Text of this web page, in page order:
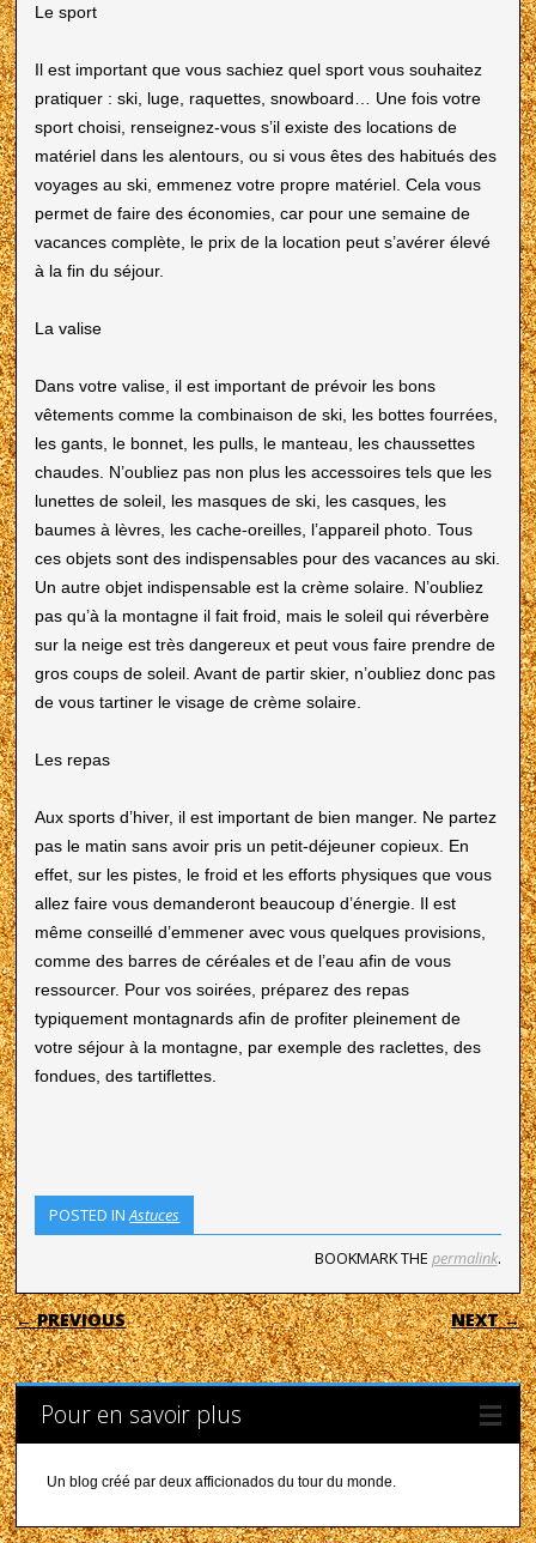
Le sport
Il est important que vous sachiez quel sport vous souhaitez
pratiquer : ski, luge, raquettes, snowboard… Une fois votre
sport choisi, renseignez-vous s’il existe des locations de
matériel dans les alentours, ou si vous êtes des habitués des
voyages au ski, emmenez votre propre matériel. Cela vous
permet de faire des économies, car pour une semaine de
vacances complète, le prix de la location peut s’avérer élevé
à la fin du séjour.
La valise
Dans votre valise, il est important de prévoir les bons
vêtements comme la combinaison de ski, les bottes fourrées,
les gants, le bonnet, les pulls, le manteau, les chaussettes
chaudes. N’oubliez pas non plus les accessoires tels que les
lunettes de soleil, les masques de ski, les casques, les
baumes à lèvres, les cache-oreilles, l’appareil photo. Tous
ces objets sont des indispensables pour des vacances au ski.
Un autre objet indispensable est la crème solaire. N’oubliez
pas qu’à la montagne il fait froid, mais le soleil qui réverbère
sur la neige est très dangereux et peut vous faire prendre de
gros coups de soleil. Avant de partir skier, n’oubliez donc pas
de vous tartiner le visage de crème solaire.
Les repas
Aux sports d’hiver, il est important de bien manger. Ne partez
pas le matin sans avoir pris un petit-déjeuner copieux. En
effet, sur les pistes, le froid et les efforts physiques que vous
allez faire vous demanderont beaucoup d’énergie. Il est
même conseillé d’emmener avec vous quelques provisions,
comme des barres de céréales et de l’eau afin de vous
ressourcer. Pour vos soirées, préparez des repas
typiquement montagnards afin de profiter pleinement de
votre séjour à la montagne, par exemple des raclettes, des
fondues, des tartiflettes.
POSTED INAstuces
BOOKMARK THE permalink.
POST NAVIGATION
← PREVIOUS NEXT →
Pour en savoir plus
Un blog créé par deux afficionados du tour du monde.